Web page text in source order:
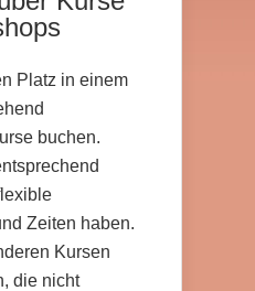
Platz in einem
buchen.
Zeiten haben.
Kursen
die nicht